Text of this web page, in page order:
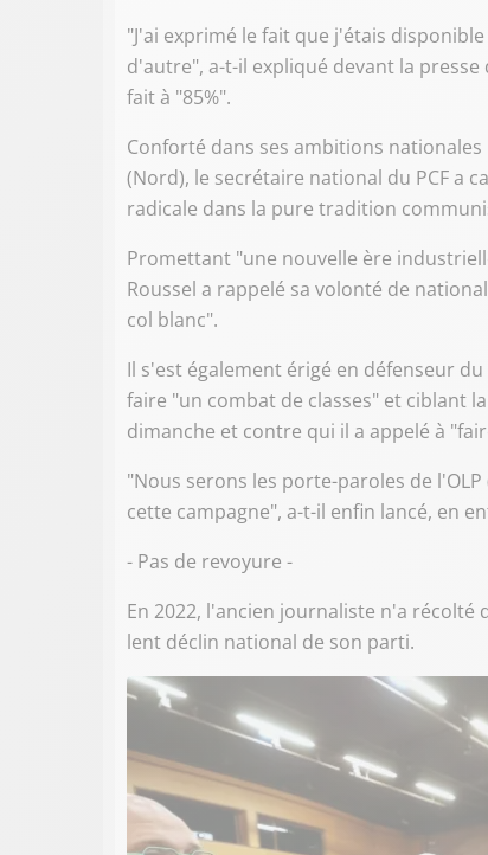
"J'ai exprimé le fait que j'étais
d'autre", a-t-il expliqué devant la
fait à "85%".
Conforté dans ses ambitions
(Nord), le secrétaire national du PCF a
radicale dans la pure tradition
Promettant "une nouvelle ère
Roussel a rappelé sa volonté de
col blanc".
Il s'est également érigé en défenseur
faire "un combat de classes" et ciblant
dimanche et contre qui il a appelé à
"Nous serons les porte-paroles de
cette campagne", a-t-il enfin lancé, en
- Pas de revoyure -
En 2022, l'ancien journaliste n'a récolté
lent déclin national de son parti.